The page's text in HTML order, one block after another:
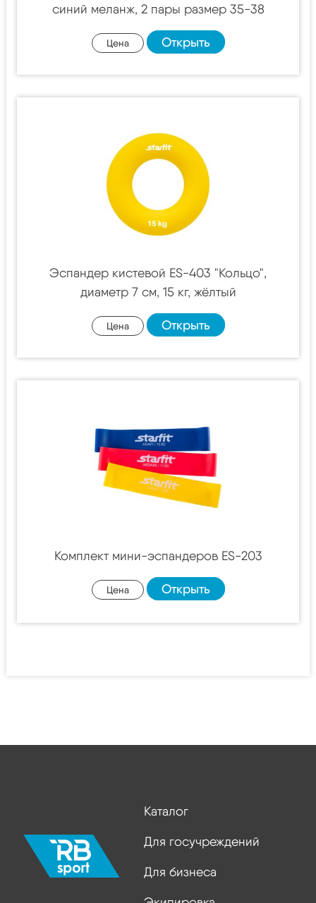
синий меланж, 2 пары размер 35-38
Цена Открыть
Эспандер кистевой ES-403 "Кольцо",
диаметр 7 см, 15 кг, жёлтый
Цена Открыть
Комплект мини-эспандеров ES-203
Цена Открыть
Каталог
Для госучреждений
Для бизнеса